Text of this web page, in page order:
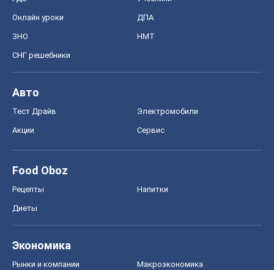
Онлайн уроки ДПА
ЗНО НМТ
СНГ решебники
Авто
Тест Драйв Электромобили
Акции Сервис
Food Oboz
Рецепты Напитки
Диеты
Экономика
Рынки и компании Mакроэкономика